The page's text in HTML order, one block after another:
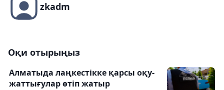
zkadm
Оқи отырыңыз
Алматыда лаңкестікке қарсы оқу-
жаттығулар өтіп жатыр